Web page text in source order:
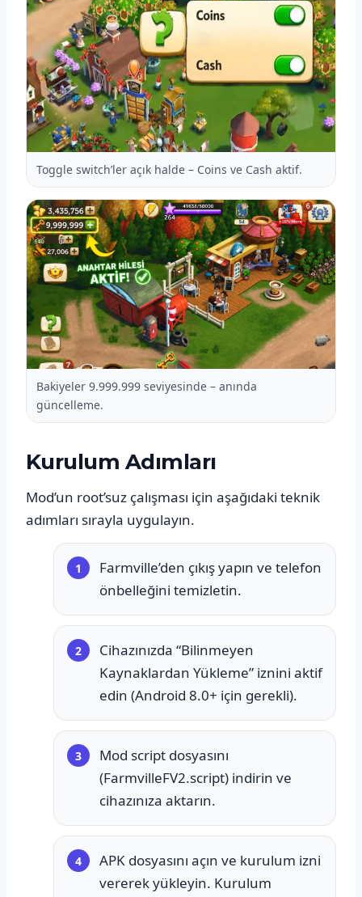
Toggle switch’ler açık halde – Coins ve Cash aktif.
Bakiyeler 9.999.999 seviyesinde – anında
güncelleme.
Kurulum Adımları
Mod’un root’suz çalışması için aşağıdaki teknik
adımları sırayla uygulayın.
Farmville’den çıkış yapın ve telefon
önbelleğini temizletin.
Cihazınızda “Bilinmeyen
Kaynaklardan Yükleme” iznini aktif
edin (Android 8.0+ için gerekli).
Mod script dosyasını
(FarmvilleFV2.script) indirin ve
cihazınıza aktarın.
APK dosyasını açın ve kurulum izni
vererek yükleyin. Kurulum